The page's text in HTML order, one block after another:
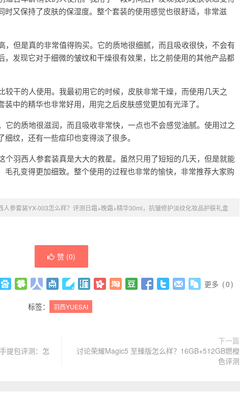
时又保持了皮肤的保湿度。整个套装的使用感觉也很舒适，非常滋
，但是真的非常值得购买。它的质地很细腻，而且吸收很快，不会有
，发现它对于细微的皱纹和干燥很有效果，比之前使用的其他产品都
较干的人使用。我最初用它的时候，皮肤非常干燥，而使用几天之
中的精华也非常好用，用完之后皮肤感觉更加有光泽了。
它的质地很滋润，而且吸收非常快，一点也不会感觉油腻。使用过之
纹，还有一些痘印也变得淡了很多。
个羽西人参套装真是大大的救星。虽然只用了短短的几天，但是就能
毛孔变得更加细致。整个使用的过程也非常的愉快，非常推荐大家购
人参套装YX-003怎么样？评测日霜+晚霜+精华30ml，抗皱修护淡纹化妆品护肤礼盒
赞 (0)
更多 (0)
标签： 羽西YUESAI
提包评测：怎
下一篇
讨论荣耀Magic5 至臻版怎么样？16GB+512GB燃橙
色评测